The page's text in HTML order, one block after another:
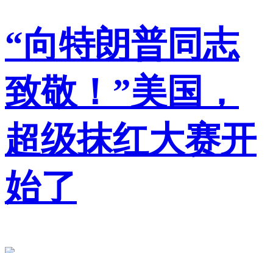
“向特朗普同志
致敬！”美国，
超级抹红大赛开
始了